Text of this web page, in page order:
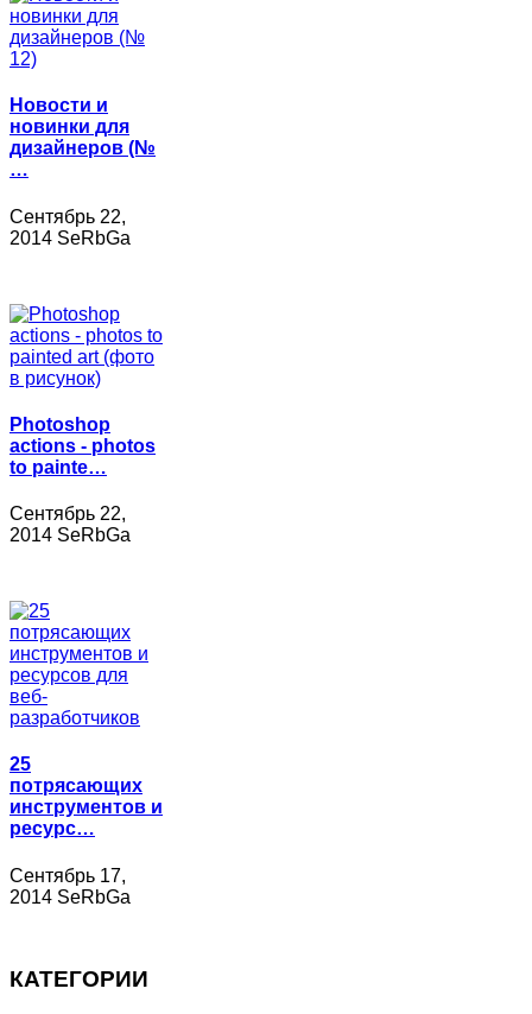
Новости и
новинки для
дизайнеров (№
…
Сентябрь 22,
2014 SeRbGa
Photoshop
actions - photos
to painte…
Сентябрь 22,
2014 SeRbGa
25
потрясающих
инструментов и
ресурс…
Сентябрь 17,
2014 SeRbGa
КАТЕГОРИИ